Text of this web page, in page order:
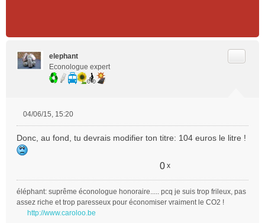
elephant
Econologue expert
s
s
n
o
04/06/15, 15:20
Donc, au fond, tu devrais modifier ton titre: 104 euros le litre !
0 x
éléphant: suprême éconologue honoraire..... pcq je suis trop frileux, pas
assez riche et trop paresseux pour économiser vraiment le CO2 !
http://www.caroloo.be